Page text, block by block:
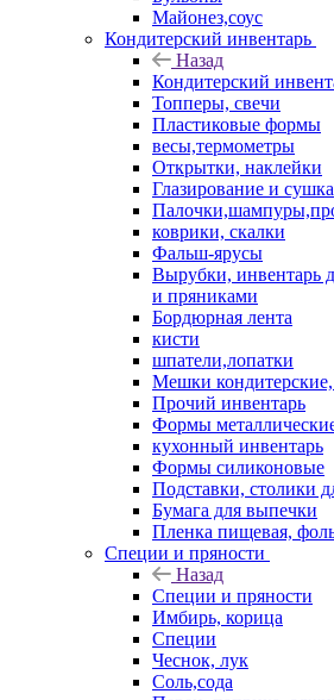
Майонез,соус
Кондитерский инвентарь
Назад
Кондитерский
Топперы, свечи
Пластиковые формы
весы,термометры
Открытки, наклейки
Глазирование и сушка
коврики, скалки
Фальш-ярусы
Вырубки, инвентарь
и пряниками
Бордюрная лента
кисти
шпатели,лопатки
Мешки кондитерские,
Прочий инвентарь
Формы
кухонный инвентарь
Формы силиконовые
Подставки, столики
Бумага для выпечки
Пленка пищевая,
Специи и пряности
Назад
Специи и пряности
Имбирь, корица
Специи
Чеснок, лук
Соль,сода